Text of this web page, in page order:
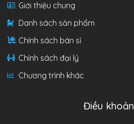
Giới thiệu chung
Danh sách sản phẩm
Chính sách bán sỉ
Chính sách đại lý
Chương trình khác
Điều khoản